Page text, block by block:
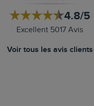
4.8/5
Excellent 5017 Avis
Voir tous les avis clients